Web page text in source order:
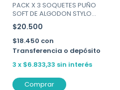
PACK X 3 SOQUETES PUÑO
SOFT DE ALGODON STYLO
ART.171
$20.500
$18.450 con
Transferencia o depósito
3 x $6.833,33 sin interés
Comprar